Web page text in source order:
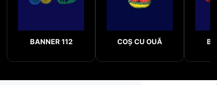
BANNER 112 COȘ CU OUĂ